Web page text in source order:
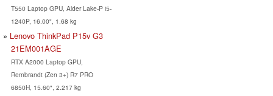
T550 Laptop GPU, Alder Lake-P i5-
1240P, 16.00", 1.68 kg
Lenovo ThinkPad P15v G3
21EM001AGE
RTX A2000 Laptop GPU,
Rembrandt (Zen 3+) R7 PRO
6850H, 15.60", 2.217 kg